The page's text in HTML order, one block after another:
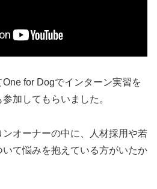
for Dogでインターン実習を
加してもらいました。
オーナーの中に、人材採用や若
て悩みを抱えている方がいたか